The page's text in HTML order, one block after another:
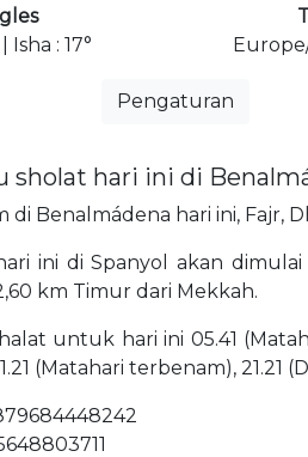
Isha : 17°
Pengaturan
sholat hari ini di
di Benalmádena hari ini, Fajr,
ini di Spanyol akan dimulai
km Timur dari Mekkah.
untuk hari ini 05.41
(Matahari terbenam), 21.21